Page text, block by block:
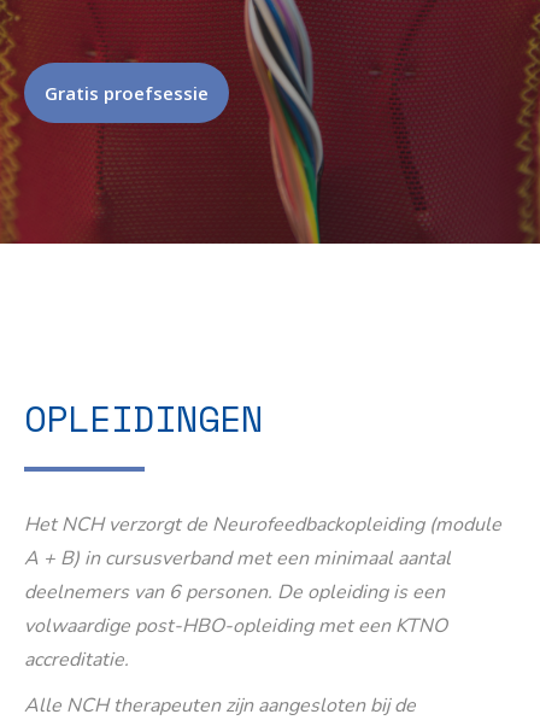
Gratis proefsessie
OPLEIDINGEN
Het NCH verzorgt de Neurofeedbackopleiding (module
A + B) in cursusverband met een minimaal aantal
deelnemers van 6 personen. De opleiding is een
volwaardige post-HBO-opleiding met een KTNO
accreditatie.
Alle NCH therapeuten zijn aangesloten bij de